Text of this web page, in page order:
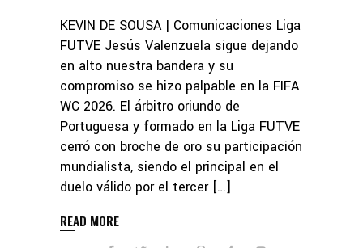
KEVIN DE SOUSA | Comunicaciones Liga
FUTVE Jesús Valenzuela sigue dejando
en alto nuestra bandera y su
compromiso se hizo palpable en la FIFA
WC 2026. El árbitro oriundo de
Portuguesa y formado en la Liga FUTVE
cerró con broche de oro su participación
mundialista, siendo el principal en el
duelo válido por el tercer […]
READ MORE